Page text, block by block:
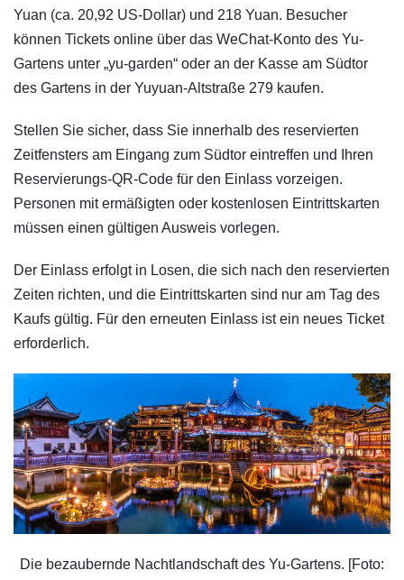
Yuan (ca. 20,92 US-Dollar) und 218 Yuan. Besucher
können Tickets online über das WeChat-Konto des Yu-
Gartens unter „yu-garden“ oder an der Kasse am Südtor
des Gartens in der Yuyuan-Altstraße 279 kaufen.
Stellen Sie sicher, dass Sie innerhalb des reservierten
Zeitfensters am Eingang zum Südtor eintreffen und Ihren
Reservierungs-QR-Code für den Einlass vorzeigen.
Personen mit ermäßigten oder kostenlosen Eintrittskarten
müssen einen gültigen Ausweis vorlegen.
Der Einlass erfolgt in Losen, die sich nach den reservierten
Zeiten richten, und die Eintrittskarten sind nur am Tag des
Kaufs gültig. Für den erneuten Einlass ist ein neues Ticket
erforderlich.
Die bezaubernde Nachtlandschaft des Yu-Gartens. [Foto: